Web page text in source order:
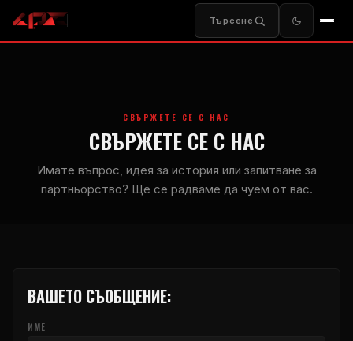
Търсене
СВЪРЖЕТЕ СЕ С НАС
СВЪРЖЕТЕ СЕ С НАС
Имате въпрос, идея за история или запитване за
партньорство? Ще се радваме да чуем от вас.
ВАШЕТО СЪОБЩЕНИЕ:
ИМЕ